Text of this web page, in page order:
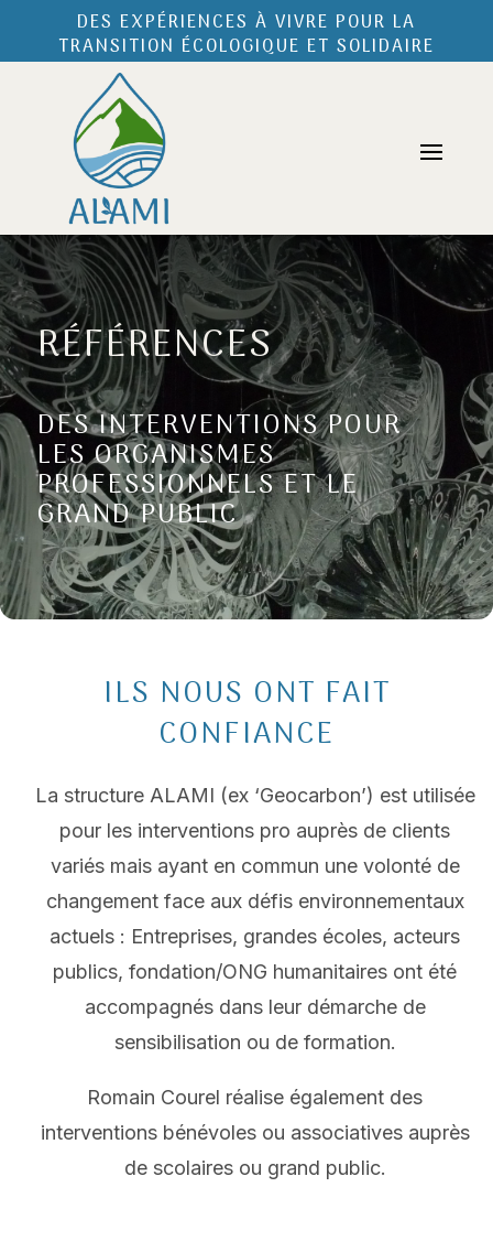
DES EXPÉRIENCES À VIVRE POUR LA
TRANSITION ÉCOLOGIQUE ET SOLIDAIRE
RÉFÉRENCES
DES INTERVENTIONS POUR
LES ORGANISMES
PROFESSIONNELS ET LE
GRAND PUBLIC
ILS NOUS ONT FAIT
CONFIANCE
La structure ALAMI (ex ‘Geocarbon’) est utilisée
pour les interventions pro auprès de clients
variés mais ayant en commun une volonté de
changement face aux défis environnementaux
actuels : Entreprises, grandes écoles, acteurs
publics, fondation/ONG humanitaires ont été
accompagnés dans leur démarche de
sensibilisation ou de formation.
Romain Courel réalise également des
interventions bénévoles ou associatives auprès
de scolaires ou grand public.